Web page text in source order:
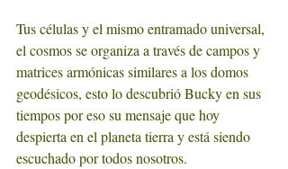
Tus células y el mismo entramado universal,
el cosmos se organiza a través de campos y
matrices armónicas similares a los domos
geodésicos, esto lo descubrió Bucky en sus
tiempos por eso su mensaje que hoy
despierta en el planeta tierra y está siendo
escuchado por todos nosotros.